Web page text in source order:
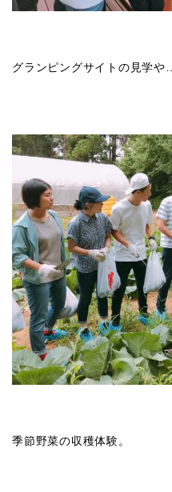
グランピングサイトの見学や…
季節野菜の収穫体験。